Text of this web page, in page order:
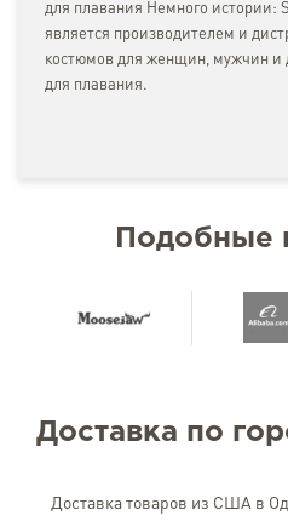
для плавания Немного истории:
является производителем и
костюмов для женщин, мужчин и
для плавания.
Подобные
Доставка по
Доставка товаров из США в